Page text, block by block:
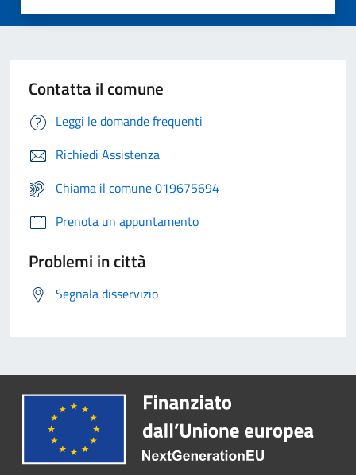
Contatta il comune
Leggi le domande frequenti
Richiedi Assistenza
Chiama il comune 019675694
Prenota un appuntamento
Problemi in città
Segnala disservizio